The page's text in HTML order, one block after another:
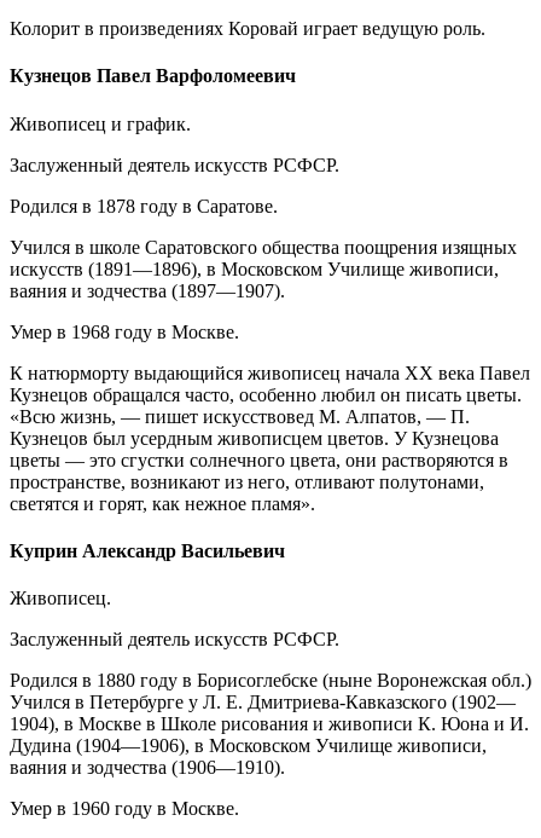
Колорит в произведениях Коровай играет ведущую роль.
Кузнецов Павел Варфоломеевич
Живописец и график.
Заслуженный деятель искусств РСФСР.
Родился в 1878 году в Саратове.
Учился в школе Саратовского общества поощрения изящных
искусств (1891—1896), в Московском Училище живописи,
ваяния и зодчества (1897—1907).
Умер в 1968 году в Москве.
К натюрморту выдающийся живописец начала XX века Павел
Кузнецов обращался часто, особенно любил он писать цветы.
«Всю жизнь, — пишет искусствовед М. Алпатов, — П.
Кузнецов был усердным живописцем цветов. У Кузнецова
цветы — это сгустки солнечного цвета, они растворяются в
пространстве, возникают из него, отливают полутонами,
светятся и горят, как нежное пламя».
Куприн Александр Васильевич
Живописец.
Заслуженный деятель искусств РСФСР.
Родился в 1880 году в Борисоглебске (ныне Воронежская обл.)
Учился в Петербурге у Л. Е. Дмитриева-Кавказского (1902—
1904), в Москве в Школе рисования и живописи К. Юона и И.
Дудина (1904—1906), в Московском Училище живописи,
ваяния и зодчества (1906—1910).
Умер в 1960 году в Москве.